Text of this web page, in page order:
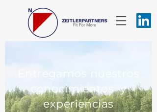
Entregamos nuestros
conocimientos y
experiencias